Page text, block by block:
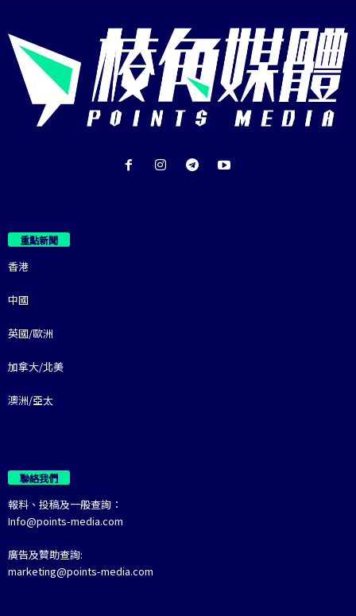
重點新聞
香港
中國
英國/歐洲
加拿大/北美
澳洲/亞太
聯絡我們
報料、投稿及一般查詢：
Info@points-media.com
廣告及贊助查詢:
marketing@points-media.com